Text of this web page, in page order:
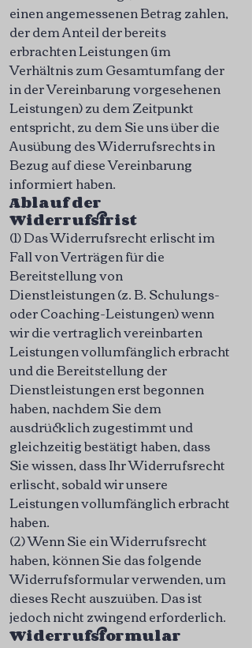
einen angemessenen Betrag zahlen,
der dem Anteil der bereits
erbrachten Leistungen (im
Verhältnis zum Gesamtumfang der
in der Vereinbarung vorgesehenen
Leistungen) zu dem Zeitpunkt
entspricht, zu dem Sie uns über die
Ausübung des Widerrufsrechts in
Bezug auf diese Vereinbarung
informiert haben.
Ablauf der
Widerrufsfrist
(1) Das Widerrufsrecht erlischt im
Fall von Verträgen für die
Bereitstellung von
Dienstleistungen (z. B. Schulungs-
oder Coaching-Leistungen) wenn
wir die vertraglich vereinbarten
Leistungen vollumfänglich erbracht
und die Bereitstellung der
Dienstleistungen erst begonnen
haben, nachdem Sie dem
ausdrücklich zugestimmt und
gleichzeitig bestätigt haben, dass
Sie wissen, dass Ihr Widerrufsrecht
erlischt, sobald wir unsere
Leistungen vollumfänglich erbracht
haben.
(2) Wenn Sie ein Widerrufsrecht
haben, können Sie das folgende
Widerrufsformular verwenden, um
dieses Recht auszuüben. Das ist
jedoch nicht zwingend erforderlich.
Widerrufsformular